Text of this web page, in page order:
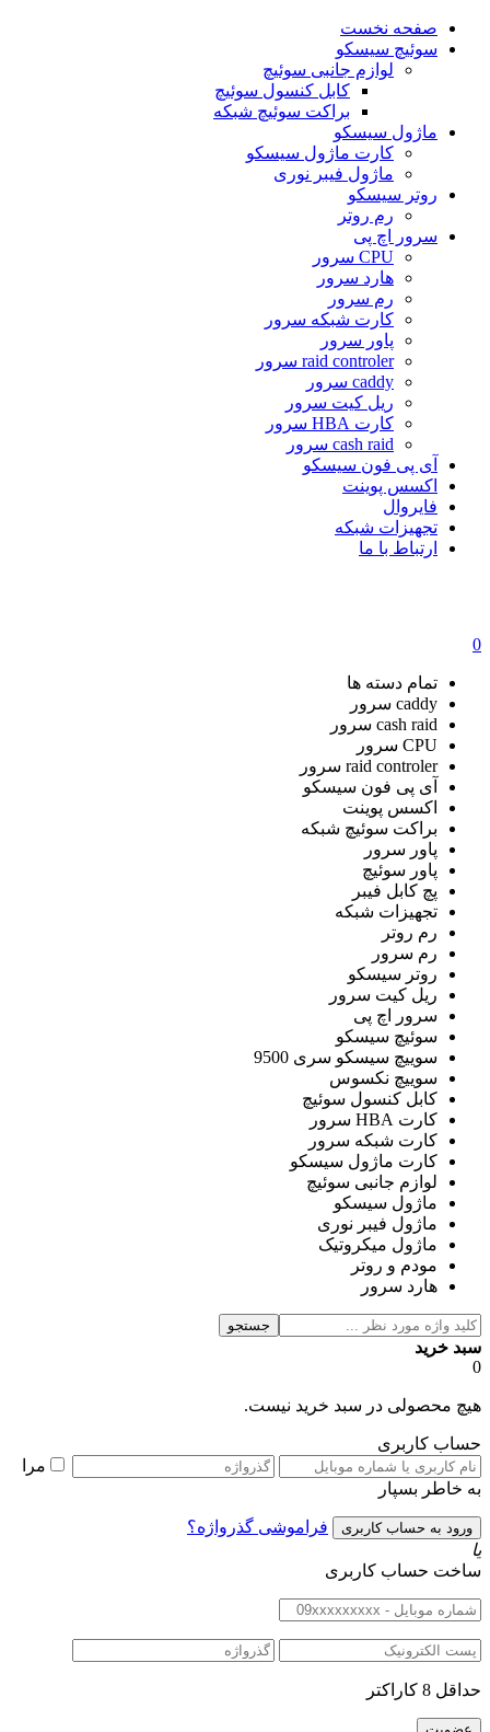
صفحه نخست
سوئیچ سیسکو
لوازم جانبی سوئیچ
کابل کنسول سوئیچ
براکت سوئیچ شبکه
ماژول سیسکو
کارت ماژول سیسکو
ماژول فیبر نوری
روتر سیسکو
رم روتر
سرور اچ پی
CPU سرور
هارد سرور
رم سرور
کارت شبکه سرور
پاور سرور
raid controler سرور
caddy سرور
ریل کیت سرور
کارت HBA سرور
cash raid سرور
آی پی فون سیسکو
اکسس پوینت
فایروال
تجهیزات شبکه
ارتباط با ما
0
تمام دسته ها
caddy سرور
cash raid سرور
CPU سرور
raid controler سرور
آی پی فون سیسکو
اکسس پوینت
براکت سوئیچ شبکه
پاور سرور
پاور سوئیچ
پچ کابل فیبر
تجهیزات شبکه
رم روتر
رم سرور
روتر سیسکو
ریل کیت سرور
سرور اچ پی
سوئیچ سیسکو
سوییچ سیسکو سری 9500
سوییچ نکسوس
کابل کنسول سوئیچ
کارت HBA سرور
کارت شبکه سرور
کارت ماژول سیسکو
لوازم جانبی سوئیچ
ماژول سیسکو
ماژول فیبر نوری
ماژول میکروتیک
مودم و روتر
هارد سرور
جستجو
سبد خرید
0
هیچ محصولی در سبد خرید نیست.
حساب کاربری
مرا
به خاطر بسپار
فراموشی گذرواژه؟
یا
ساخت حساب کاربری
حداقل 8 کاراکتر